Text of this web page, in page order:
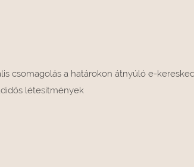
csomagolás a határokon átnyúló e-
létesítmények